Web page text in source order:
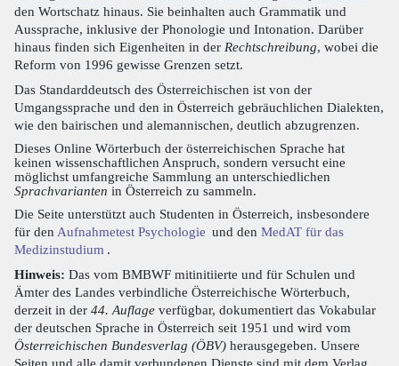
den Wortschatz hinaus. Sie beinhalten auch Grammatik und
Aussprache, inklusive der Phonologie und Intonation. Darüber
hinaus finden sich Eigenheiten in der Rechtschreibung, wobei die
Reform von 1996 gewisse Grenzen setzt.
Das Standarddeutsch des Österreichischen ist von der
Umgangssprache und den in Österreich gebräuchlichen Dialekten,
wie den bairischen und alemannischen, deutlich abzugrenzen.
Dieses Online Wörterbuch der österreichischen Sprache hat
keinen wissenschaftlichen Anspruch, sondern versucht eine
möglichst umfangreiche Sammlung an unterschiedlichen
Sprachvarianten in Österreich zu sammeln.
Die Seite unterstützt auch Studenten in Österreich, insbesondere
für den Aufnahmetest Psychologie und den MedAT für das
Medizinstudium .
Hinweis: Das vom BMBWF mitinitiierte und für Schulen und
Ämter des Landes verbindliche Österreichische Wörterbuch,
derzeit in der 44. Auflage verfügbar, dokumentiert das Vokabular
der deutschen Sprache in Österreich seit 1951 und wird vom
Österreichischen Bundesverlag (ÖBV) herausgegeben. Unsere
Seiten und alle damit verbundenen Dienste sind mit dem Verlag